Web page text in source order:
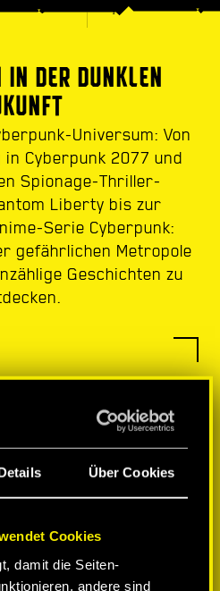
Über Cookies
Cookies
damit die Seiten-
andere sind
DER DUNKLEN
Universum: Von
Cyberpunk 2077 und
Spionage-Thriller-
Liberty bis zur
Serie Cyberpunk:
gefährlichen Metropole
Geschichten zu